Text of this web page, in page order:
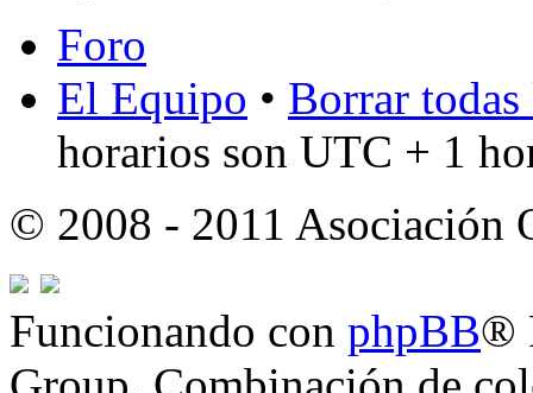
Foro
El Equipo • Borrar
horarios son UTC + 1
© 2008 - 2011 Asociación
Funcionando con phpBB®